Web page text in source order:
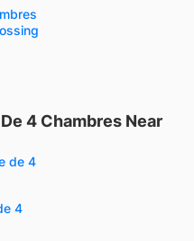
4 Chambres Near
de 4
4